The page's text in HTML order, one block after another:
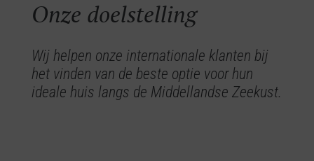
Onze doelstelling
Wij helpen onze internationale klanten bij
het vinden van de beste optie voor hun
ideale huis langs de Middellandse Zeekust.